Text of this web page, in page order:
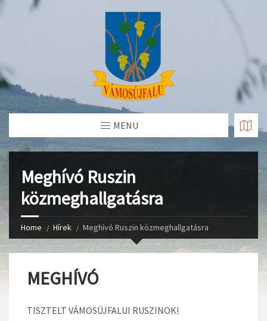
Skip
MENU
Meghívó Ruszin
közmeghallgatásra
Home Hírek Meghívó Ruszin közmeghallgatásra
MEGHÍVÓ
TISZTELT VÁMOSÚJFALUI RUSZINOK!